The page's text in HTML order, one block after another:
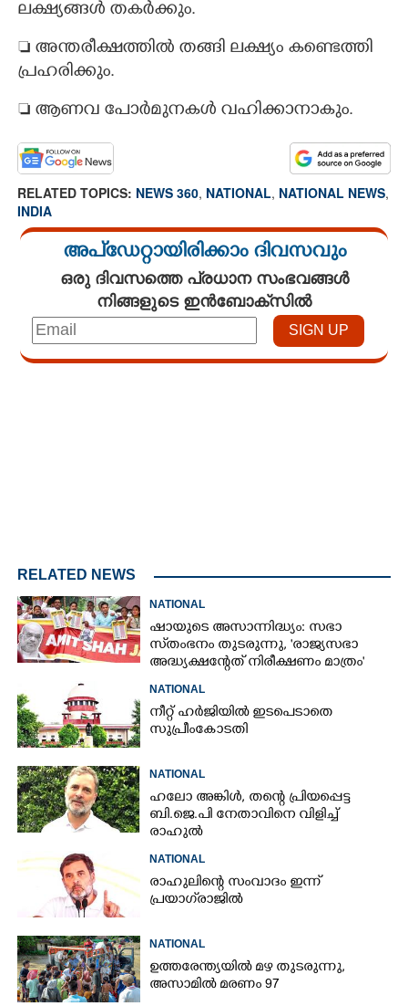
ലക്ഷ്യങ്ങൾ തകർക്കും.
 അന്തരീക്ഷത്തിൽ തങ്ങി ലക്ഷ്യം കണ്ടെത്തി
പ്രഹരിക്കും.
 ആണവ പോർമുനകൾ വഹിക്കാനാകും.
RELATED TOPICS: NEWS 360, NATIONAL, NATIONAL NEWS,
INDIA
അപ്ഡേറ്റായിരിക്കാം ദിവസവും
ഒരു ദിവസത്തെ പ്രധാന സംഭവങ്ങൾ
നിങ്ങളുടെ ഇൻബോക്സിൽ
RELATED NEWS
NATIONAL
ഷായുടെ അസാന്നിദ്ധ്യം: സഭാ
സ്‌തംഭനം തുടരുന്നു, 'രാജ്യസഭാ
അദ്ധ്യക്ഷന്റേത് നിരീക്ഷണം മാത്രം'
NATIONAL
നീറ്റ് ഹർജിയിൽ ഇടപെടാതെ
സുപ്രീംകോടതി
NATIONAL
ഹലോ അങ്കിൾ,​ തന്റെ പ്രിയപ്പെട്ട
ബി.ജെ.പി നേതാവിനെ വിളിച്ച്
രാഹുൽ
NATIONAL
രാഹുലിന്റെ സംവാദം ഇന്ന്
പ്രയാഗ്‌രാജിൽ
NATIONAL
ഉത്തരേന്ത്യയിൽ മഴ തുടരുന്നു,​
അസാമിൽ മരണം 97